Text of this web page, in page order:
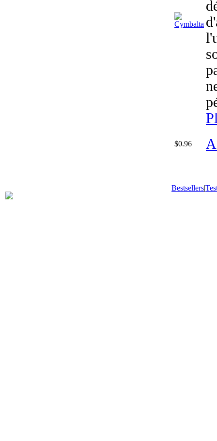
$0.96
Bestsellers|